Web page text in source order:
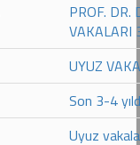
PROF. DR.
UYUZ
Son 3-4
Uyuz